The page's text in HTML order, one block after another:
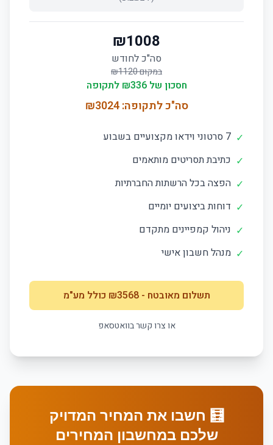
₪1008
סה"כ לחודש
במקום ₪1120
חסכון של ₪336 לתקופה
סה"כ לתקופה: ₪3024
✓ 7 סרטוני וידאו מקצועיים בשבוע
✓ כתיבת תסריטים מותאמים
✓ הפצה בכל הרשתות החברתיות
✓ דוחות ביצועים יומיים
✓ ניהול קמפיינים מתקדם
✓ מנהל חשבון אישי
תשלום מאובטח - ₪
3568 כולל מע"מ
או צרו קשר בוואטסאפ
🧮 חשבו את המחיר המדויק
שלכם במחשבון המחירים